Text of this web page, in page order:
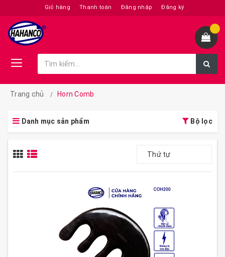
Giỏ hàng Thanh toán Đăng nhập Đăng ký
Trang chủ Horn Comb
Danh mục sản phẩm Bộ lọc
Thứ tự